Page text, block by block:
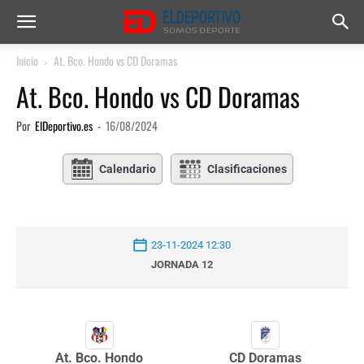
Inicio At. Bco. Hondo vs CD Doramas
At. Bco. Hondo vs CD Doramas
Por ElDeportivo.es - 16/08/2024
Calendario Clasificaciones
23-11-2024 12:30
JORNADA 12
At. Bco. Hondo CD Doramas